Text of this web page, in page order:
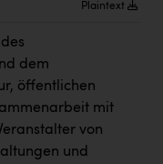
Plaintext
dem
öffentlichen
mit
von
und